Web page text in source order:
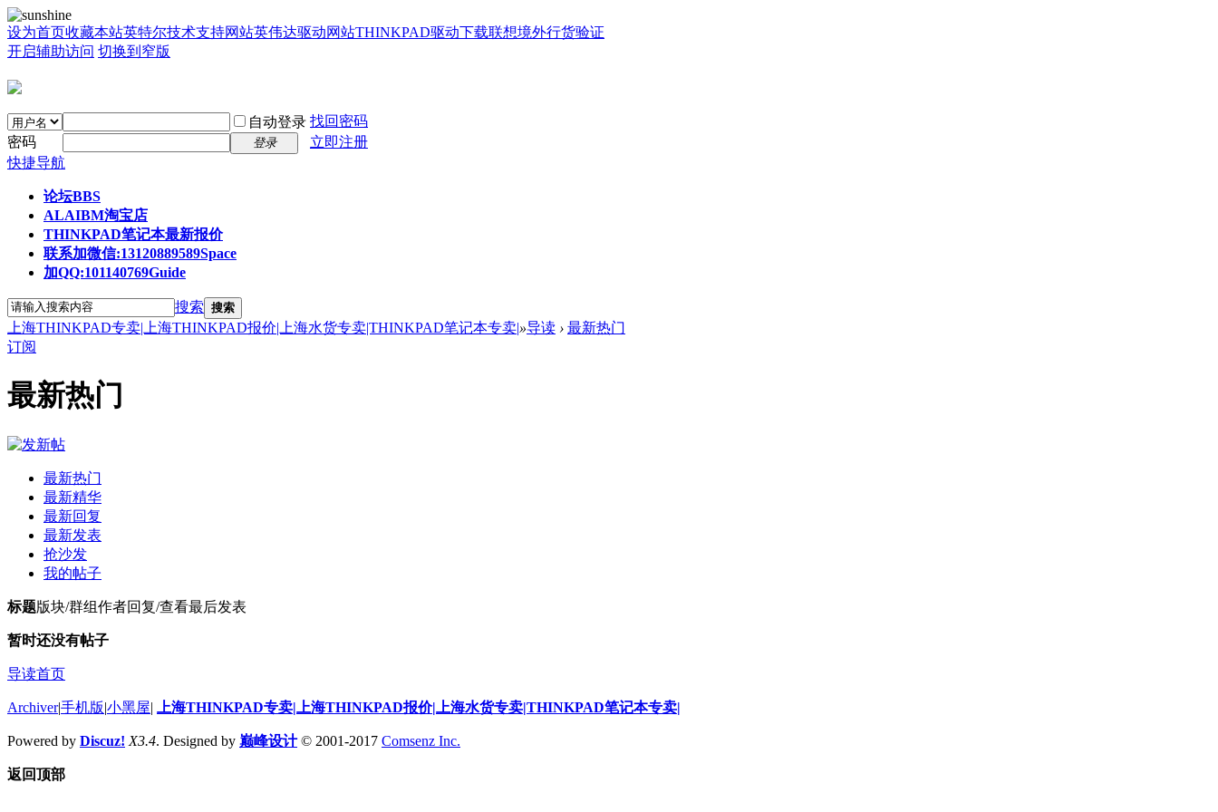
设为首页收藏本站英特尔技术支持网站英伟达驱动网站THINKPAD驱动下载联想境外行货验证
开启辅助访问 切换到窄版
自动登录 找回密码
密码
登录
立即注册
快捷导航
论坛BBS
ALAIBM淘宝店
THINKPAD笔记本最新报价
联系加微信:13120889589Space
加QQ:101140769Guide
搜索 搜索
上海THINKPAD专卖|上海THINKPAD报价|上海水货专卖|THINKPAD笔记本专卖|»导读 › 最新热门
订阅
最新热门
最新热门
最新精华
最新回复
最新发表
抢沙发
我的帖子
标题版块/群组作者回复/查看最后发表
暂时还没有帖子
导读首页
Archiver|手机版|小黑屋| 上海THINKPAD专卖|上海THINKPAD报价|上海水货专卖|THINKPAD笔记本专卖|
Powered by Discuz! X3.4. Designed by 巅峰设计© 2001-2017 Comsenz Inc.
返回顶部